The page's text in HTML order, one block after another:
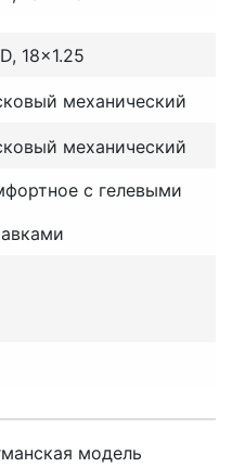
18x1.25
механический
механический
с гелевыми
модель